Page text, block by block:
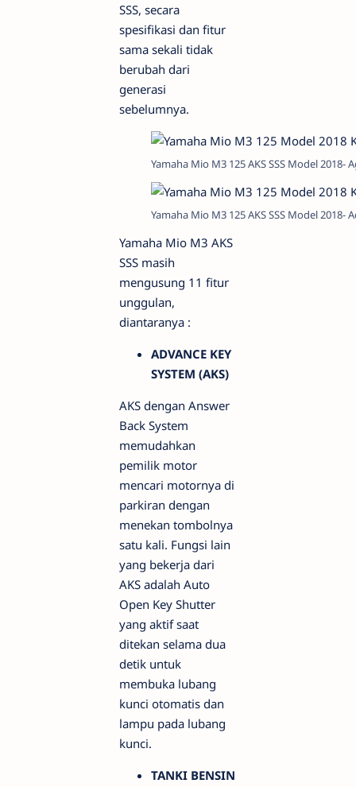
SSS, secara
spesifikasi dan fitur
sama sekali tidak
berubah dari
generasi
sebelumnya.
Yamaha Mio M3 125 AKS SSS Model 2018-
Yamaha Mio M3 125 AKS SSS Model 2018-
Yamaha Mio M3 AKS
SSS masih
mengusung 11 fitur
unggulan,
diantaranya :
ADVANCE KEY
SYSTEM (AKS)
AKS dengan Answer
Back System
memudahkan
pemilik motor
mencari motornya di
parkiran dengan
menekan tombolnya
satu kali. Fungsi lain
yang bekerja dari
AKS adalah Auto
Open Key Shutter
yang aktif saat
ditekan selama dua
detik untuk
membuka lubang
kunci otomatis dan
lampu pada lubang
kunci.
TANKI BENSIN